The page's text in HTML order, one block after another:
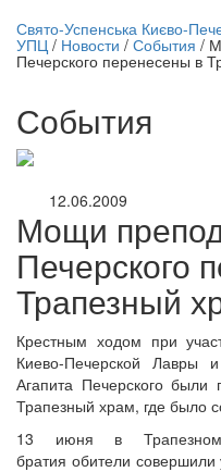
трансляция | 12 сентября
Свято-Успенська Києво-
УПЦ / Новости / События /
Печерского перенесены в
События
12.06.2009
Мощи
Печерского
Трапезный
Крестным ходом при
Киево-Печерской Лавры
Агапита Печерского
Трапезный храм, где было
13 июня в
братия обители